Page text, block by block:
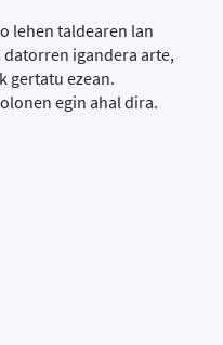
lehen taldearen lan
igandera arte,
gertatu ezean.
egin ahal dira.